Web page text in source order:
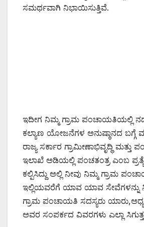
ಸಮರ್ಥವಾಗಿ ನಿಭಾಯಿಸುತ್ತಿವೆ.
ಇದೀಗ ನಿಮ್ಮ ಗ್ರಾಮ ಪಂಚಾಯತಿಯಲ್ಲಿ
ಕಲ್ಯಾಣ ಯೋಜನೆಗಳ ಅನುಷ್ಠಾನದ
ರಾಜ್ಯ ಸರ್ಕಾರ ಗ್ರಾಮೀಣಾಭಿವೃದ್ಧಿ
ಇಲಾಖೆ ಅಡಿಯಲ್ಲಿ ಪಂಚತಂತ್ರ ಎಂಬ
ಕಲ್ಪಿಸಿದ್ದು ಅಲ್ಲಿ ನೀವು ನಿಮ್ಮ ಗ್ರಾಮ
ಇಲ್ಲಿಯವರೆಗೆ ಯಾವ ಯಾವ ಸೇವೆಗಳನ್ನು
ಗ್ರಾಮ ಪಂಚಾಯತಿ ಸದಸ್ಯರು
ಅವರ ಸಂಪರ್ಕದ ವಿವರಗಳು ಎಲ್ಲಾ